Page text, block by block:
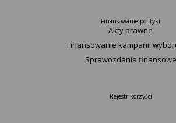
Finansowanie polityki
Akty prawne
Finansowanie kampanii
Sprawozdania finansowe
Rejestr korzyści